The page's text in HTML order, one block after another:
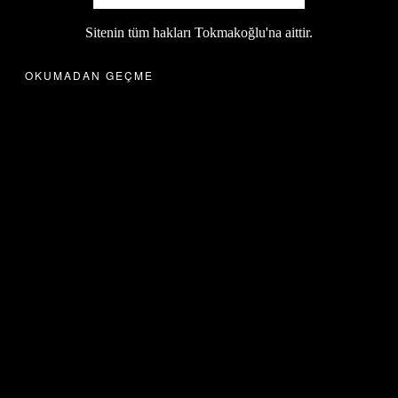
Sitenin tüm hakları Tokmakoğlu'na aittir.
OKUMADAN GEÇME